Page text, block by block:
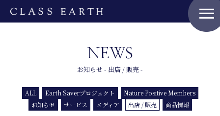
menu
NEWS
お知らせ - 出店 / 販売 -
ALL Earth Saverプロジェクト
Nature Positive Members
お知らせ
サービス メディア 出店 / 販売 商品情報